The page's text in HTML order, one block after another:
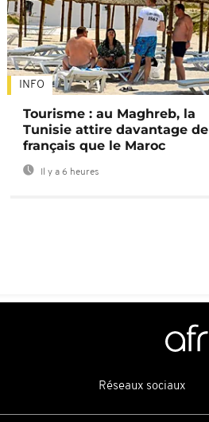
INFO
Tourisme : au Maghreb, la
Tunisie attire davantage de
français que le Maroc
Il y a 6 heures
Réseaux sociaux